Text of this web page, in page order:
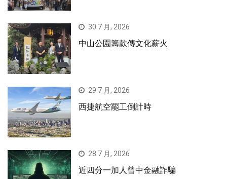
30 7 月, 2026
中山公園籌款傳文化薪火
29 7 月, 2026
西捷航空罷工倒計時
28 7 月, 2026
近四分一加人曾中金融詐騙